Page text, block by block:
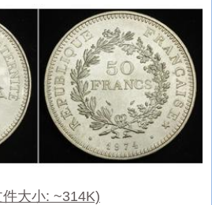
大小: ~314K)